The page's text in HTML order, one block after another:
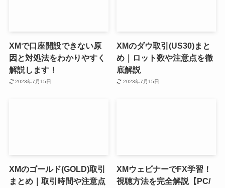
XMで口座開設できない原
因と対処法をわかりやすく
解説します！
2023年7月15日
XMのダウ取引(US30)まと
め｜ロット数や注意点を徹
底解説
2023年7月15日
XMのゴールド(GOLD)取引
まとめ｜取引時間や注意点
XMウェビナーでFX学習！
視聴方法を完全解説【PC/